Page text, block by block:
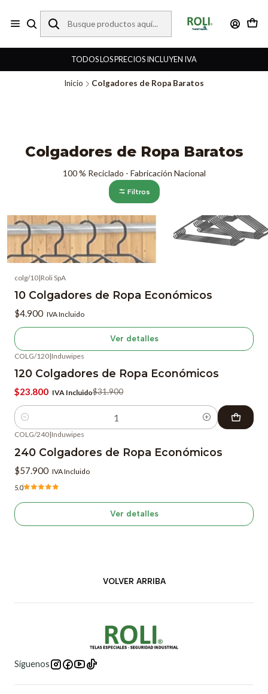
TODOS LOS PRECIOS INCLUYEN IVA
Inicio Colgadores de Ropa Baratos
Colgadores de Ropa Baratos
100 % Reciclado - Fabricación Nacional
Filtros
colg/10|Roli SpA
10 Colgadores de Ropa Económicos
$4.900 IVA Incluido
Ver detalles
COLG/120|Induwipes
120 Colgadores de Ropa Económicos
$23.800 IVA Incluido$31.900
Cantidad
COLG/240|Induwipes
240 Colgadores de Ropa Económicos
$57.900 IVA Incluido
5.0
Ver detalles
VOLVER ARRIBA
Síguenos